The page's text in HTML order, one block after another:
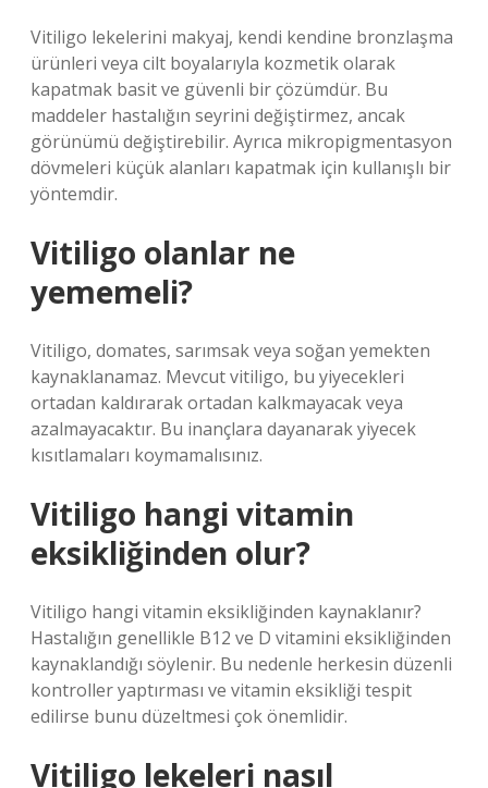
Vitiligo lekelerini makyaj, kendi kendine bronzlaşma
ürünleri veya cilt boyalarıyla kozmetik olarak
kapatmak basit ve güvenli bir çözümdür. Bu
maddeler hastalığın seyrini değiştirmez, ancak
görünümü değiştirebilir. Ayrıca mikropigmentasyon
dövmeleri küçük alanları kapatmak için kullanışlı bir
yöntemdir.
Vitiligo olanlar ne
yememeli?
Vitiligo, domates, sarımsak veya soğan yemekten
kaynaklanamaz. Mevcut vitiligo, bu yiyecekleri
ortadan kaldırarak ortadan kalkmayacak veya
azalmayacaktır. Bu inançlara dayanarak yiyecek
kısıtlamaları koymamalısınız.
Vitiligo hangi vitamin
eksikliğinden olur?
Vitiligo hangi vitamin eksikliğinden kaynaklanır?
Hastalığın genellikle B12 ve D vitamini eksikliğinden
kaynaklandığı söylenir. Bu nedenle herkesin düzenli
kontroller yaptırması ve vitamin eksikliği tespit
edilirse bunu düzeltmesi çok önemlidir.
Vitiligo lekeleri nasıl